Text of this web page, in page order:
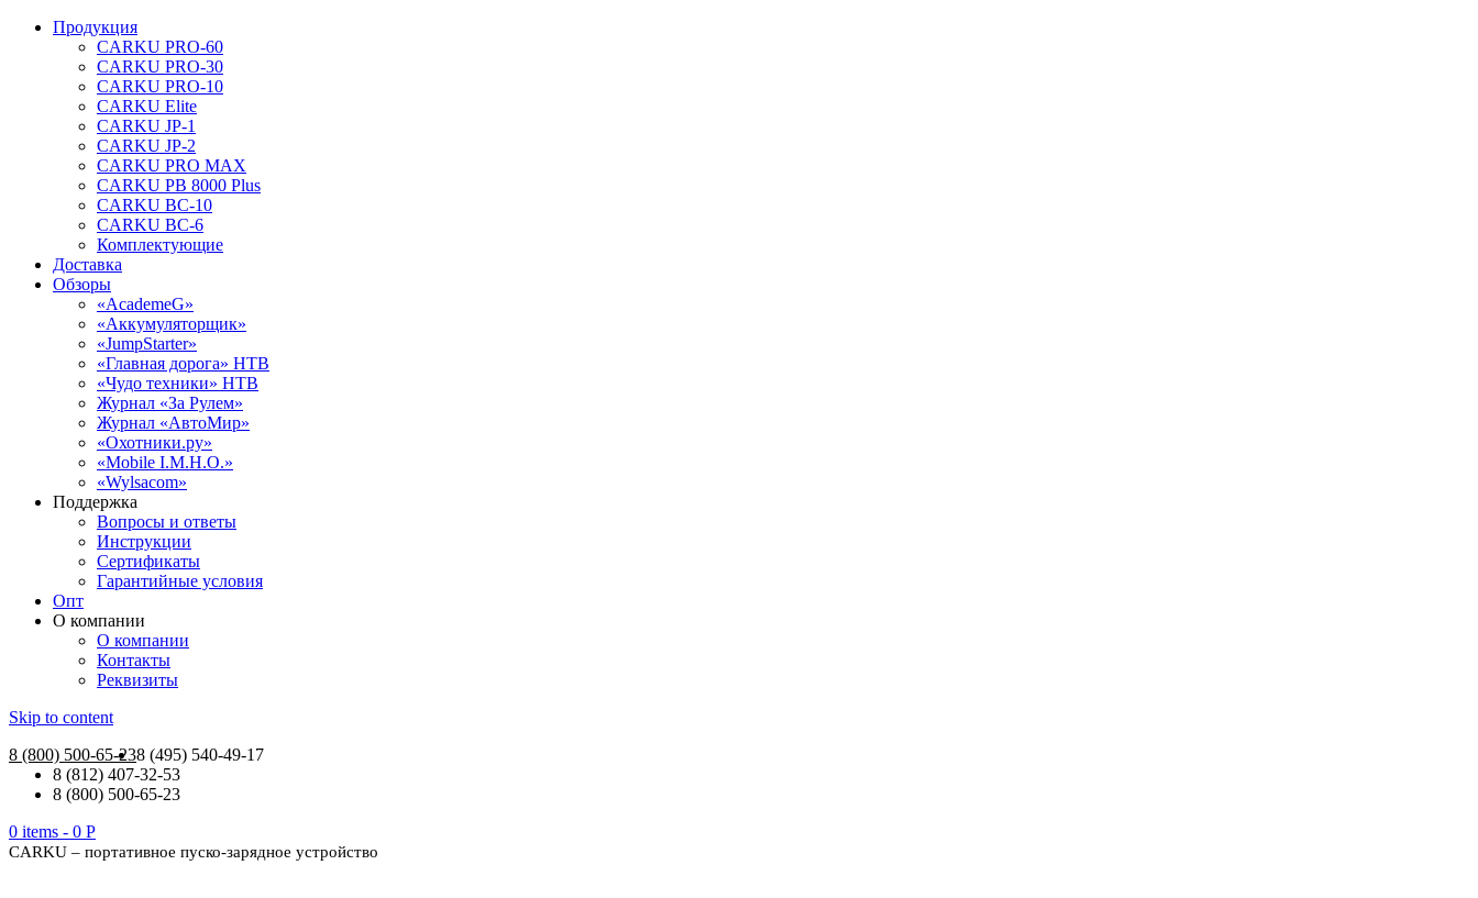
Продукция
CARKU PRO-60
CARKU PRO-30
CARKU PRO-10
CARKU Elite
CARKU JP-1
CARKU JP-2
CARKU PRO MAX
CARKU PB 8000 Plus
CARKU BC-10
CARKU BC-6
Комплектующие
Доставка
Обзоры
«AcademeG»
«Аккумуляторщик»
«JumpStarter»
«Главная дорога» НТВ
«Чудо техники» НТВ
Журнал «За Рулем»
Журнал «АвтоМир»
«Охотники.ру»
«Mobile I.M.H.O.»
«Wylsacom»
Поддержка
Вопросы и ответы
Инструкции
Сертификаты
Гарантийные условия
Опт
О компании
О компании
Контакты
Реквизиты
Skip to content
8 (800) 500-65-238 (495) 540-49-17
8 (812) 407-32-53
8 (800) 500-65-23
0 items - 0 Р
CARKU – портативное пуско-зарядное устройство